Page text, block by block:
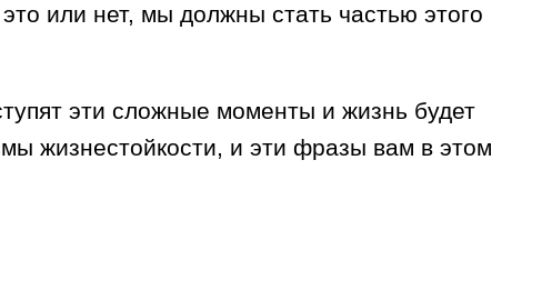
или нет, мы должны стать частью этого
эти сложные моменты и жизнь будет
жизнестойкости, и эти фразы вам в этом